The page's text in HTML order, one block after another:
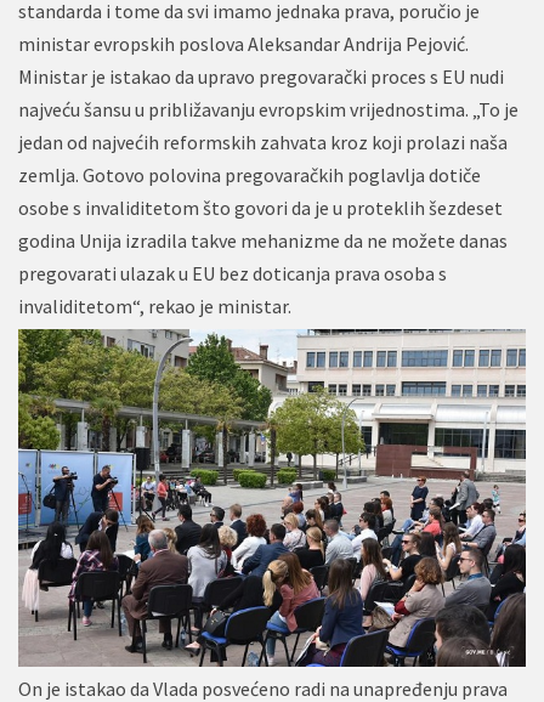
standarda i tome da svi imamo jednaka prava, poručio je
ministar evropskih poslova Aleksandar Andrija Pejović.
Ministar je istakao da upravo pregovarački proces s EU nudi
najveću šansu u približavanju evropskim vrijednostima. „To je
jedan od najvećih reformskih zahvata kroz koji prolazi naša
zemlja. Gotovo polovina pregovaračkih poglavlja dotiče
osobe s invaliditetom što govori da je u proteklih šezdeset
godina Unija izradila takve mehanizme da ne možete danas
pregovarati ulazak u EU bez doticanja prava osoba s
invaliditetom“, rekao je ministar.
On je istakao da Vlada posvećeno radi na unapređenju prava